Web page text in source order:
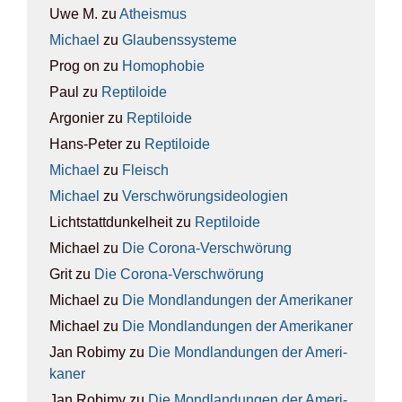
Uwe M. zu Athe­is­mus
Michael zu Glau­bens­sys­te­me
Prog on zu Homo­pho­bie
Paul zu Rep­ti­lo­ide
Argonier zu Rep­ti­lo­ide
Hans-Peter zu Rep­ti­lo­ide
Michael zu Fleisch
Michael zu Ver­schwö­rungs­ideo­lo­gien
Lichtstattdunkelheitzu Rep­ti­lo­ide
Michael zu Die Coro­na-Ver­schwö­rung
Gritzu Die Coro­na-Ver­schwö­rung
Michael zu Die Mond­lan­dun­gen der Ame­ri­ka­ner
Michael zu Die Mond­lan­dun­gen der Ame­ri­ka­ner
Jan Robimy zu Die Mond­lan­dun­gen der Ame­ri­
ka­ner